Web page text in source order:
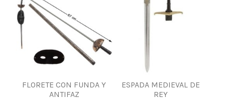
FLORETE CON FUNDA Y
ANTIFAZ
ESPADA MEDIEVAL DE
REY